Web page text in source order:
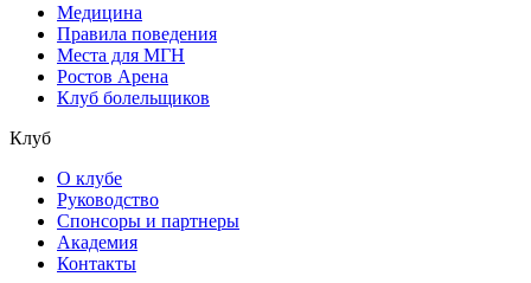
Медицина
Правила поведения
Места для МГН
Ростов Арена
Клуб болельщиков
Клуб
О клубе
Руководство
Спонсоры и партнеры
Академия
Контакты